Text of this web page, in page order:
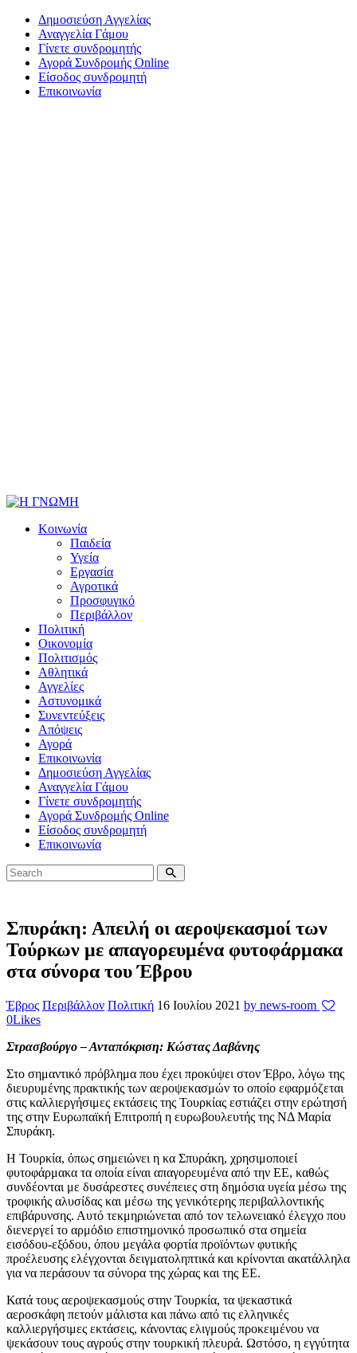
Δημοσιεύση Αγγελίας
Αναγγελία Γάμου
Γίνετε συνδρομητής
Αγορά Συνδρομής Online
Είσοδος συνδρομητή
Επικοινωνία
Κοινωνία
Παιδεία
Υγεία
Εργασία
Αγροτικά
Προσφυγικό
Περιβάλλον
Πολιτική
Οικονομία
Πολιτισμός
Αθλητικά
Αγγελίες
Αστυνομικά
Συνεντεύξεις
Απόψεις
Αγορά
Επικοινωνία
Δημοσιεύση Αγγελίας
Αναγγελία Γάμου
Γίνετε συνδρομητής
Αγορά Συνδρομής Online
Είσοδος συνδρομητή
Επικοινωνία
Σπυράκη: Απειλή οι αεροψεκασμοί των
Τούρκων με απαγορευμένα φυτοφάρμακα
στα σύνορα του Έβρου
Έβρος Περιβάλλον Πολιτική 16 Ιουλίου 2021 by news-room
0Likes
Στρασβούργο – Ανταπόκριση: Κώστας Δαβάνης
Στο σημαντικό πρόβλημα που έχει προκύψει στον Έβρο, λόγω της
διευρυμένης πρακτικής των αεροψεκασμών το οποίο εφαρμόζεται
στις καλλιεργήσιμες εκτάσεις της Τουρκίας εστιάζει στην ερώτησή
της στην Ευρωπαϊκή Επιτροπή η ευρωβουλευτής της ΝΔ Μαρία
Σπυράκη.
Η Τουρκία, όπως σημειώνει η κα Σπυράκη, χρησιμοποιεί
φυτοφάρμακα τα οποία είναι απαγορευμένα από την ΕΕ, καθώς
συνδέονται με δυσάρεστες συνέπειες στη δημόσια υγεία μέσω της
τροφικής αλυσίδας και μέσω της γενικότερης περιβαλλοντικής
επιβάρυνσης. Αυτό τεκμηριώνεται από τον τελωνειακό έλεγχο που
διενεργεί το αρμόδιο επιστημονικό προσωπικό στα σημεία
εισόδου-εξόδου, όπου μεγάλα φορτία προϊόντων φυτικής
προέλευσης ελέγχονται δειγματοληπτικά και κρίνονται ακατάλληλα
για να περάσουν τα σύνορα της χώρας και της ΕΕ.
Κατά τους αεροψεκασμούς στην Τουρκία, τα ψεκαστικά
αεροσκάφη πετούν μάλιστα και πάνω από τις ελληνικές
καλλιεργήσιμες εκτάσεις, κάνοντας ελιγμούς προκειμένου να
ψεκάσουν τους αγρούς στην τουρκική πλευρά. Ωστόσο, η εγγύτητα